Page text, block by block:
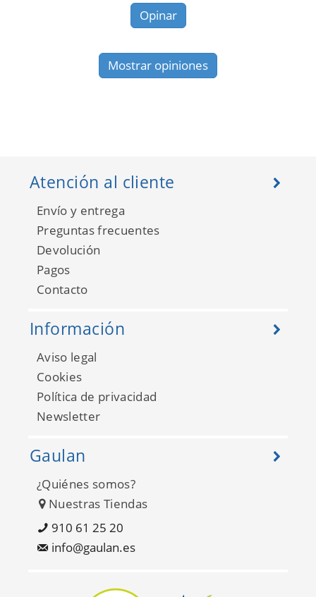
Opinar
Mostrar opiniones
Atención al cliente
Envío y entrega
Preguntas frecuentes
Devolución
Pagos
Contacto
Información
Aviso legal
Cookies
Política de privacidad
Newsletter
Gaulan
¿Quiénes somos?
Nuestras Tiendas
910 61 25 20
info@gaulan.es